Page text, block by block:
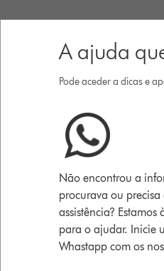
A ajuda
Pode aceder a dicas e
Não encontrou a
procurava ou precisa
assistência? Estamos
para o ajudar. Inicie
Whastapp com os